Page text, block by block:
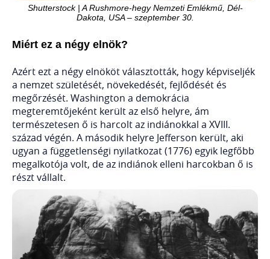
Shutterstock | A Rushmore-hegy Nemzeti Emlékmű, Dél-
Dakota, USA – szeptember 30.
Miért ez a négy elnök?
Azért ezt a négy elnököt választották, hogy képviseljék
a nemzet születését, növekedését, fejlődését és
megőrzését. Washington a demokrácia
megteremtőjeként került az első helyre, ám
természetesen ő is harcolt az indiánokkal a XVIII.
század végén. A második helyre Jefferson került, aki
ugyan a függetlenségi nyilatkozat (1776) egyik legfőbb
megalkotója volt, de az indiánok elleni harcokban ő is
részt vállalt.